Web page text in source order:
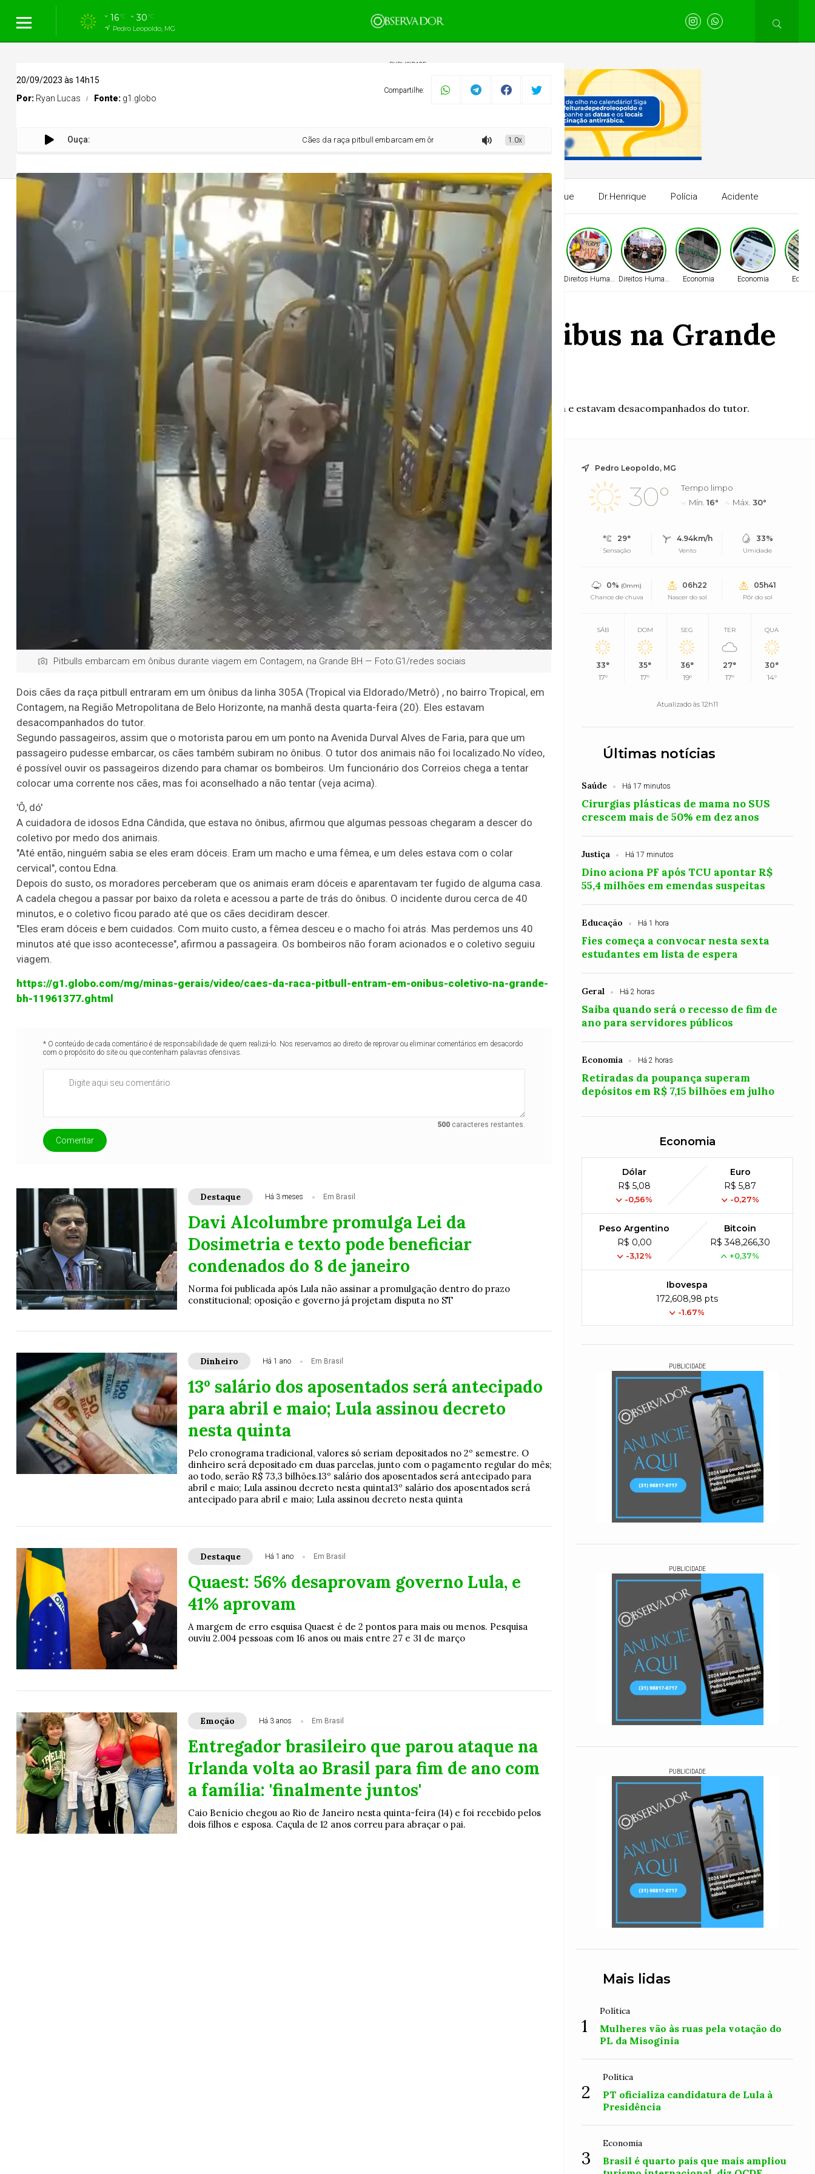
16°C 30°C
Pedro Leopoldo, MG
PUBLICIDADE
Cidades Cidades Política Entretenimento Tecnologia Economia Dom Walmor Dr.Henrique Dr.Henrique Polícia Acidente
Educação Economia Coluna MG Justiça Saúde Coluna MG Direitos HumanosDireitos Humanos Economia Economia
Cães da raça pitbull embarcam em ônibus na Grande
BH
'Não querem descer de jeito nenhum', diz passageira Os dois cachorros subiram no coletivo sem focinheira e estavam desacompanhados do tutor.
20/09/2023 às 14h15
Por: Ryan Lucas Fonte: g1.globo
Compartilhe:
Ouça: Cães da raça pitbull embarcam em ônibus na Grande BH 1.0x
Pitbulls embarcam em ônibus durante viagem em Contagem, na Grande BH — Foto:G1/redes sociais
Dois cães da raça pitbull entraram em um ônibus da linha 305A (Tropical via Eldorado/Metrô) , no bairro Tropical, em
Contagem, na Região Metropolitana de Belo Horizonte, na manhã desta quarta-feira (20). Eles estavam
desacompanhados do tutor.
Segundo passageiros, assim que o motorista parou em um ponto na Avenida Durval Alves de Faria, para que um
passageiro pudesse embarcar, os cães também subiram no ônibus. O tutor dos animais não foi localizado.No vídeo,
é possível ouvir os passageiros dizendo para chamar os bombeiros. Um funcionário dos Correios chega a tentar
colocar uma corrente nos cães, mas foi aconselhado a não tentar (veja acima).
'Ô, dó'
A cuidadora de idosos Edna Cândida, que estava no ônibus, afirmou que algumas pessoas chegaram a descer do
coletivo por medo dos animais.
"Até então, ninguém sabia se eles eram dóceis. Eram um macho e uma fêmea, e um deles estava com o colar
cervical", contou Edna.
Depois do susto, os moradores perceberam que os animais eram dóceis e aparentavam ter fugido de alguma casa.
A cadela chegou a passar por baixo da roleta e acessou a parte de trás do ônibus. O incidente durou cerca de 40
minutos, e o coletivo ficou parado até que os cães decidiram descer.
"Eles eram dóceis e bem cuidados. Com muito custo, a fêmea desceu e o macho foi atrás. Mas perdemos uns 40
minutos até que isso acontecesse", afirmou a passageira. Os bombeiros não foram acionados e o coletivo seguiu
viagem.
https://g1.globo.com/mg/minas-gerais/video/caes-da-raca-pitbull-entram-em-onibus-coletivo-na-grande-
bh-11961377.ghtml
* O conteúdo de cada comentário é de responsabilidade de quem realizá-lo. Nos reservamos ao direito de reprovar ou eliminar comentários em desacordo
com o propósito do site ou que contenham palavras ofensivas.
500caracteres restantes.
Comentar
Destaque Há 3 meses Em Brasil
Davi Alcolumbre promulga Lei da
Dosimetria e texto pode beneficiar
condenados do 8 de janeiro
Norma foi publicada após Lula não assinar a promulgação dentro do prazo
constitucional; oposição e governo já projetam disputa no ST
Dinheiro Há 1 ano Em Brasil
13º salário dos aposentados será antecipado
para abril e maio; Lula assinou decreto
nesta quinta
Pelo cronograma tradicional, valores só seriam depositados no 2º semestre. O
dinheiro será depositado em duas parcelas, junto com o pagamento regular do mês;
ao todo, serão R$ 73,3 bilhões.13º salário dos aposentados será antecipado para
abril e maio; Lula assinou decreto nesta quinta13º salário dos aposentados será
antecipado para abril e maio; Lula assinou decreto nesta quinta
Destaque Há 1 ano Em Brasil
Quaest: 56% desaprovam governo Lula, e
41% aprovam
A margem de erro esquisa Quaest é de 2 pontos para mais ou menos. Pesquisa
ouviu 2.004 pessoas com 16 anos ou mais entre 27 e 31 de março
Emoção Há 3 anos Em Brasil
Entregador brasileiro que parou ataque na
Irlanda volta ao Brasil para fim de ano com
a família: 'finalmente juntos'
Caio Benício chegou ao Rio de Janeiro nesta quinta-feira (14) e foi recebido pelos
dois filhos e esposa. Caçula de 12 anos correu para abraçar o pai.
Pedro Leopoldo, MG
30°
Tempo limpo
Mín.16° Máx.30°
29°
Sensação
4.94km/h
Vento
33%
Umidade
0% (0mm)
Chance de chuva
06h22
Nascer do sol
05h41
Pôr do sol
SÁB
33°
17°
DOM
35°
17°
SEG
36°
19°
TER
27°
17°
QUA
30°
14°
Atualizado às 12h11
Últimas notícias
Saúde Há 17 minutos
Cirurgias plásticas de mama no SUS
crescem mais de 50% em dez anos
Justiça Há 17 minutos
Dino aciona PF após TCU apontar R$
55,4 milhões em emendas suspeitas
Educação Há 1 hora
Fies começa a convocar nesta sexta
estudantes em lista de espera
Geral Há 2 horas
Saiba quando será o recesso de fim de
ano para servidores públicos
Economia Há 2 horas
Retiradas da poupança superam
depósitos em R$ 7,15 bilhões em julho
Economia
Dólar
R$ 5,08
-0,56%
Euro
R$ 5,87
-0,27%
Peso Argentino
R$ 0,00
-3,12%
Bitcoin
R$ 348,266,30
+0,37%
Ibovespa
172,608,98 pts
-1.67%
PUBLICIDADE
PUBLICIDADE
PUBLICIDADE
Mais lidas
1
Política
Mulheres vão às ruas pela votação do
PL da Misoginia
2
Política
PT oficializa candidatura de Lula à
Presidência
3
Economia
Brasil é quarto país que mais ampliou